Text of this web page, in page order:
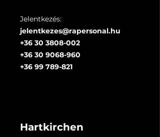
Jelentkezés:
jelentkezes@rapersonal.hu
+36 30 3808-002
+36 30 9068-960
+36 99 789-821
Hartkirchen